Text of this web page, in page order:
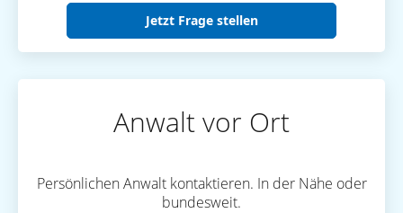
Jetzt Frage stellen
Anwalt vor Ort
Persönlichen Anwalt kontaktieren. In der Nähe oder
bundesweit.